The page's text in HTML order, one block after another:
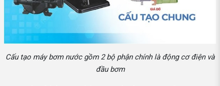
Cấu tạo máy bơm nước gồm 2 bộ phận chính là động cơ điện và
đầu bơm